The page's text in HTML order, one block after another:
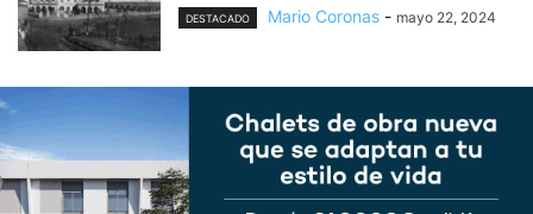
DESTACADO Mario Coronas - mayo 22, 2024